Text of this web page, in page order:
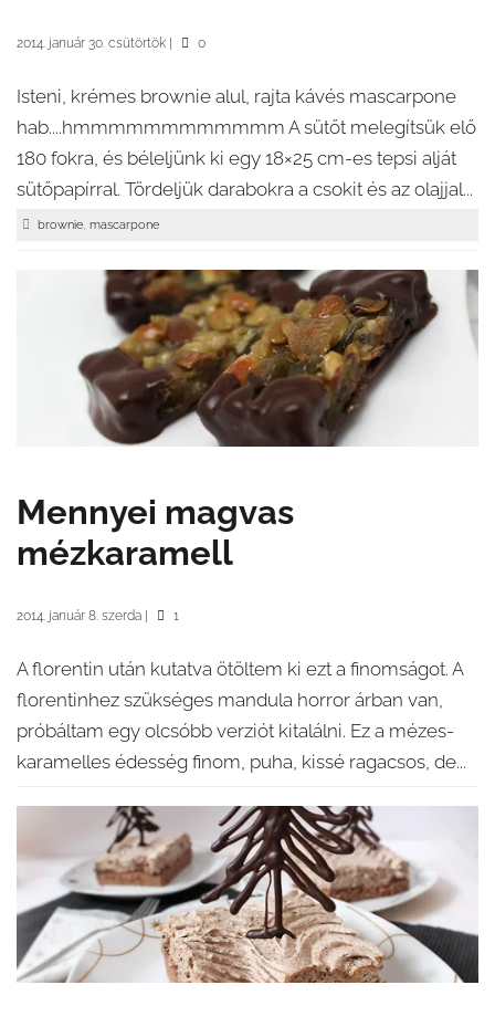
2014. január 30. csütörtök 0
Isteni, krémes brownie alul, rajta kávés mascarpone
hab....hmmmmmmmmmmmm A sütőt melegítsük elő
180 fokra, és béleljünk ki egy 18×25 cm-es tepsi alját
sütőpapírral. Tördeljük darabokra a csokit és az olajjal...
brownie, mascarpone
Mennyei magvas
mézkaramell
2014. január 8. szerda 1
A florentin után kutatva ötöltem ki ezt a finomságot. A
florentinhez szükséges mandula horror árban van,
próbáltam egy olcsóbb verziót kitalálni. Ez a mézes-
karamelles édesség finom, puha, kissé ragacsos, de...